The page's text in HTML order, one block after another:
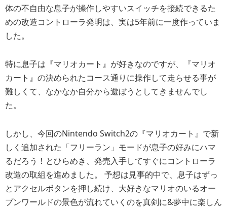
体の不自由な息子が操作しやすいスイッチを接続できるた
めの改造コントローラ発明は、実は5年前に一度作っていま
した。
特に息子は『マリオカート』が好きなのですが、『マリオ
カート』の決められたコース通りに操作して走らせる事が
難しくて、なかなか自分から遊ぼうとしてきませんでし
た。
しかし、今回のNintendo Switch2の『マリオカート』で新
しく追加された「フリーラン」モードが息子の好みにハマ
るだろう！とひらめき、発売入手してすぐにコントローラ
改造の取組を進めました。 予想は見事的中で、息子はずっ
とアクセルボタンを押し続け、大好きなマリオのいるオー
プンワールドの景色が流れていくのを真剣に&夢中に楽しん